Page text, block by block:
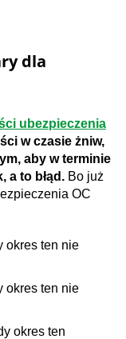
dla
ubezpieczenia
w czasie żniw,
aby w terminie
a to błąd. Bo już
OC
okres ten nie
okres ten nie
okres ten